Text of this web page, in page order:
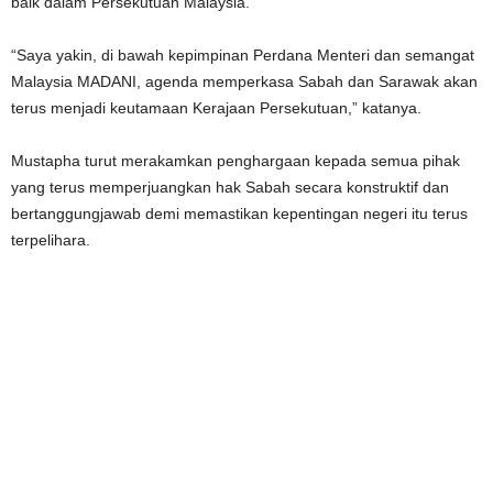
“Saya yakin, di bawah kepimpinan Perdana Menteri dan semangat
Malaysia MADANI, agenda memperkasa Sabah dan Sarawak akan
terus menjadi keutamaan Kerajaan Persekutuan,” katanya.
Mustapha turut merakamkan penghargaan kepada semua pihak
yang terus memperjuangkan hak Sabah secara konstruktif dan
bertanggungjawab demi memastikan kepentingan negeri itu terus
terpelihara.